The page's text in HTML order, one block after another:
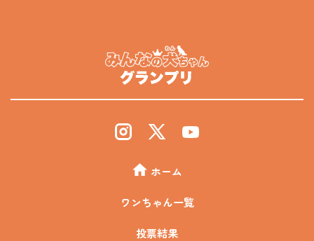
ホーム
ワンちゃん一覧
投票結果